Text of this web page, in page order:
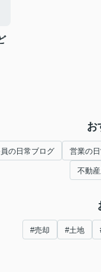
お
の日常ブログ 営業の
不動
#売却 #土地